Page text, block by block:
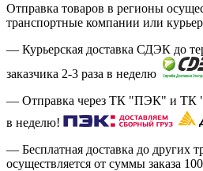
Отправка товаров в регионы
транспортные компании или
— Курьерская доставка СДЭК до
заказчика 2-3 раза в неделю
— Отправка через ТК "ПЭК" и ТК
в неделю!
— Бесплатная доставка до других
осуществляется от суммы заказа